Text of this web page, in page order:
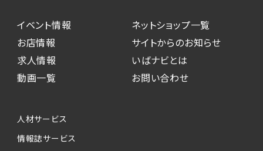
イベント情報
お店情報
求人情報
動画一覧
ネットショップ一覧
サイトからのお知らせ
いばナビとは
お問い合わせ
人材サービス
情報誌サービス